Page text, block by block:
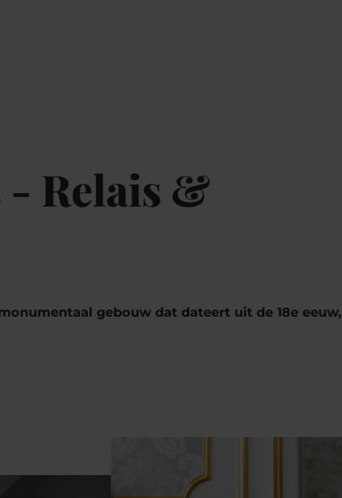
- Relais &
gebouw dat dateert uit de 18e eeuw,